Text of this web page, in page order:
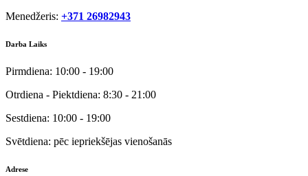
Menedžeris: +371 26982943
Darba Laiks
Pirmdiena: 10:00 - 19:00
Otrdiena - Piektdiena: 8:30 - 21:00
Sestdiena: 10:00 - 19:00
Svētdiena: pēc iepriekšējas vienošanās
Adrese